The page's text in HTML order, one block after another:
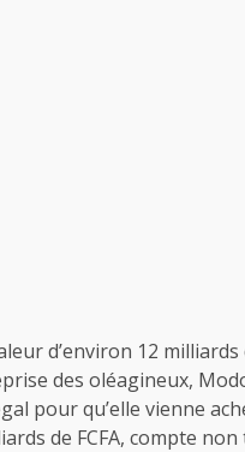
d’environ 12
des oléagineux,
pour qu’elle vienne
de FCFA, compte